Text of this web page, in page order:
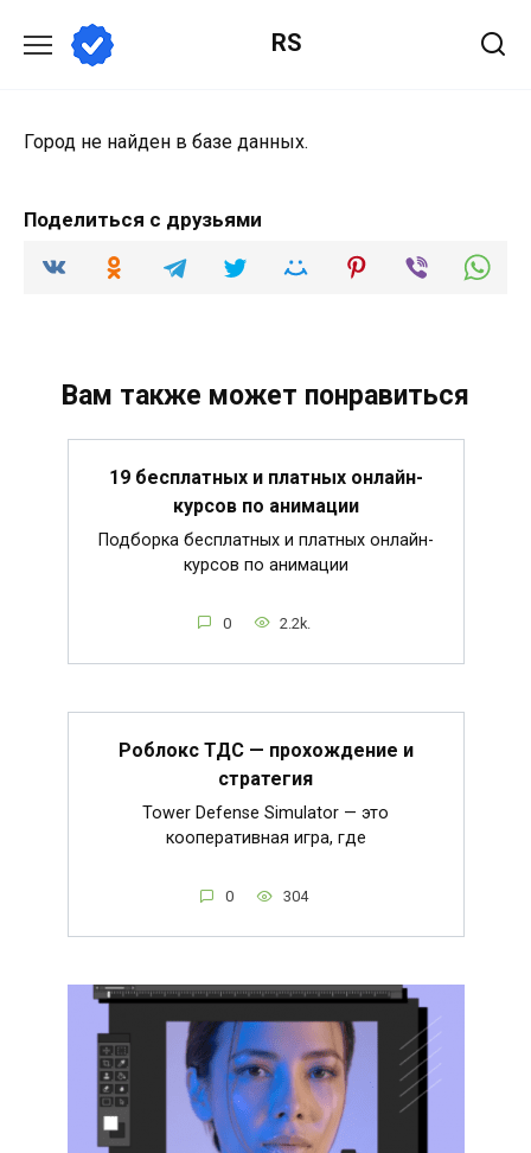
содержанию
RS
Город не найден в базе данных.
Поделиться с друзьями
Вам также может понравиться
19 бесплатных и платных онлайн-
курсов по анимации
Подборка бесплатных и платных онлайн-
курсов по анимации
0 2.2k.
Роблокс ТДС — прохождение и
стратегия
Tower Defense Simulator — это
кооперативная игра, где
0 304